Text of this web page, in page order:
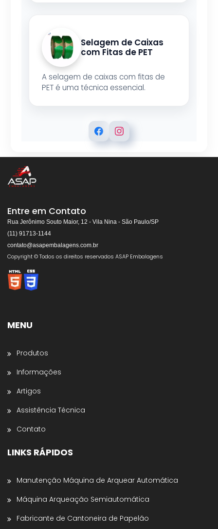
Selagem de Caixas
com Fitas de PET
A selagem de caixas com fitas de
PET é uma técnica essencial.
Respondemos rapidamente
👋Olá! Bem-vindo!
Somos especialistas em
Envolvedoras, Filme Stretch, Fitas de Arquear,
Selos para Fitas de Arquear, Aplicador de Filme
Preencha os dados abaixo e o atendimento
Nome da Empresa *
Estado *
Enviar para WhatsApp
Entre em Contato
Rua Jerônimo Souto Maior, 12 - Vila Nina - São Paulo/SP
(11) 91713-1144
contato@asapembalagens.com.br
Copyright © Todos os direitos reservados ASAP Embalagens
MENU
Produtos
Informações
Artigos
Assistência Técnica
Contato
LINKS RÁPIDOS
Manutenção Máquina de Arquear Automática
Máquina Arqueação Semiautomática
Fabricante de Cantoneira de Papelão